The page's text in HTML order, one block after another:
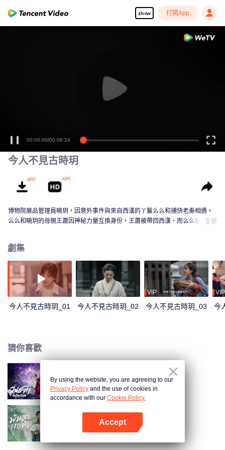
zh-tw 打開App
00:00:00/00:08:24
今人不見古時玥
博物院展品管理員曉玥，因意外事件與來自西漢的丫鬟么么和捕快老秦相遇。
么么和曉玥的母親王蕭因神秘力量互換身份，王蕭被帶回西漢，而么么留在現
全部
劇集
今人不見古時玥_01 今人不見古時玥_02
VIP
今人不見古時玥_03
VIP
今
猜你喜歡
逆天成仙（泰語版）
將軍家的小兒子（泰語版）
By using the website, you are agreeing to our
Privacy Policy and the use of cookies in
accordance with our Cookie Policy.
Accept